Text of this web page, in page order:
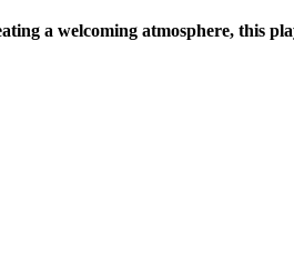
a welcoming atmosphere, this